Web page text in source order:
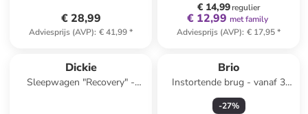
€ 28,99
Adviesprijs (AVP): € 41,99*
€ 14,99regulier
€ 12,99 met family
Adviesprijs (AVP): € 17,95*
Dickie
Sleepwagen "Recovery" -
Brio
Instortende brug - vanaf 3
jaar
-27%